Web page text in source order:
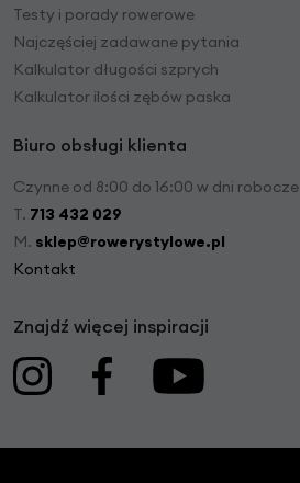
Testy i porady rowerowe
Najczęściej zadawane pytania
Kalkulator długości szprych
Kalkulator ilości zębów paska
Biuro obsługi klienta
Czynne od 8:00 do 16:00 w dni robocze
T. 713 432 029
M. sklep@rowerystylowe.pl
Kontakt
Znajdź więcej inspiracji